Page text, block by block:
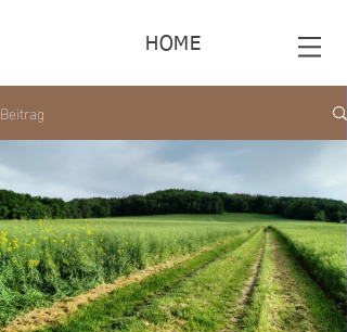
HOME
Beitrag